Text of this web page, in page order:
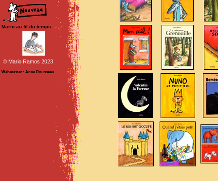
Mario au fil du temps
© Mario Ramos 2023
Webmaster : Anne Rousseau